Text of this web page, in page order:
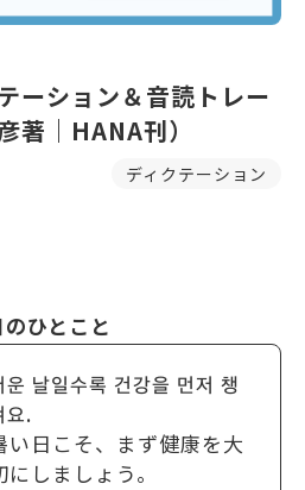
ーション＆音読トレー
著｜HANA刊）
ディクテーション
ひとこと
운 날일수록 건강을 먼저 챙
요.
い日こそ、まず健康を大
にしましょう。